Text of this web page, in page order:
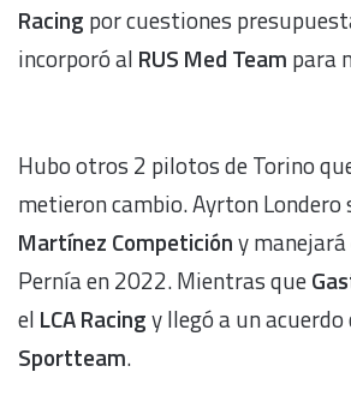
Racing por cuestiones
incorporó al RUS Med Team para
Hubo otros 2 pilotos de Torino
metieron cambio. Ayrton Londero
Martínez Competicióny
Pernía en 2022. Mientras que
el LCA Racingy llegó a un acuerdo
Sportteam.